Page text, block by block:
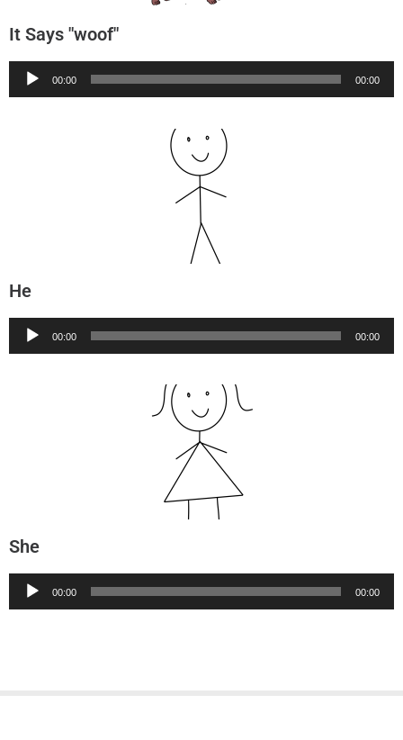
It Says "woof"
Audio
00:00 00:00
He
Audio
00:00 00:00
She
Audio
00:00 00:00